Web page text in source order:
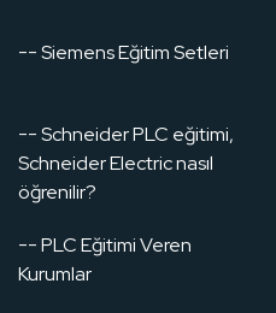
-- Siemens Eğitim Setleri
-- Schneider PLC eğitimi,
Schneider Electric nasıl
öğrenilir?
-- PLC Eğitimi Veren
Kurumlar